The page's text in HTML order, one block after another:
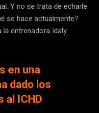
Y no se trata de echarle
se hace actualmente?
la entrenadora Idaly
en una
dado los
al ICHD